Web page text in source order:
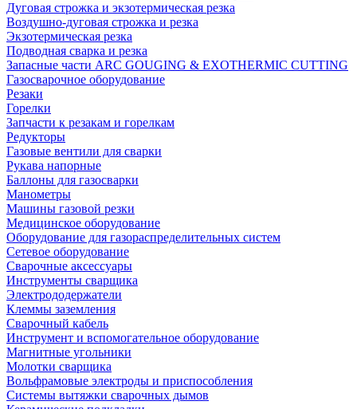
Дуговая строжка и экзотермическая резка
Воздушно-дуговая строжка и резка
Экзотермическая резка
Подводная сварка и резка
Запасные части ARC GOUGING & EXOTHERMIC CUTTING
Газосварочное оборудование
Резаки
Горелки
Запчасти к резакам и горелкам
Редукторы
Газовые вентили для сварки
Рукава напорные
Баллоны для газосварки
Манометры
Машины газовой резки
Медицинское оборудование
Оборудование для газораспределительных систем
Сетевое оборудование
Сварочные аксессуары
Инструменты сварщика
Электрододержатели
Клеммы заземления
Сварочный кабель
Инструмент и вспомогательное оборудование
Магнитные угольники
Молотки сварщика
Вольфрамовые электроды и приспособления
Системы вытяжки сварочных дымов